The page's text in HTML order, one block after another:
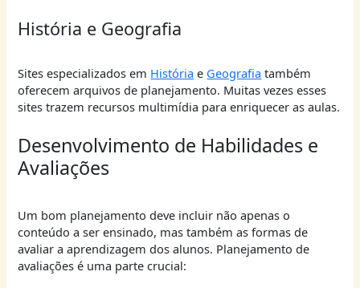
História e Geografia
Sites especializados em História e Geografia também
oferecem arquivos de planejamento. Muitas vezes esses
sites trazem recursos multimídia para enriquecer as aulas.
Desenvolvimento de Habilidades e
Avaliações
Um bom planejamento deve incluir não apenas o
conteúdo a ser ensinado, mas também as formas de
avaliar a aprendizagem dos alunos. Planejamento de
avaliações é uma parte crucial: